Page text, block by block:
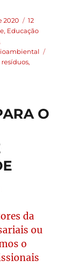
2020
12
, Educação
resíduos,
O
da
ou
o